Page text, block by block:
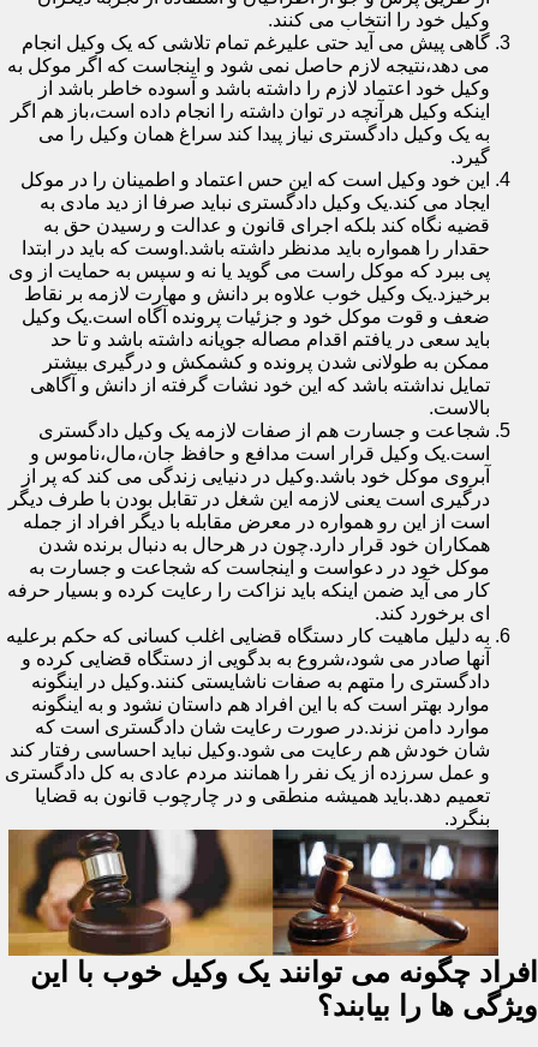
وکیل خود را انتخاب می کنند.
گاهی پیش می آید حتی علیرغم تمام تلاشی که یک وکیل انجام
می دهد،نتیجه لازم حاصل نمی شود و اینجاست که اگر موکل به
وکیل خود اعتماد لازم را داشته باشد و آسوده خاطر باشد از
اینکه وکیل هرآنچه در توان داشته را انجام داده است،باز هم اگر
به یک وکیل دادگستری نیاز پیدا کند سراغ همان وکیل را می
گیرد.
این خود وکیل است که این حس اعتماد و اطمینان را در موکل
ایجاد می کند.یک وکیل دادگستری نباید صرفا از دید مادی به
قضیه نگاه کند بلکه اجرای قانون و عدالت و رسیدن حق به
حقدار را همواره باید مدنظر داشته باشد.اوست که باید در ابتدا
پی ببرد که موکل راست می گوید یا نه و سپس به حمایت از وی
برخیزد.یک وکیل خوب علاوه بر دانش و مهارت لازمه بر نقاط
ضعف و قوت موکل خود و جزئیات پرونده آگاه است.یک وکیل
باید سعی در یافتم اقدام مصاله جویانه داشته باشد و تا حد
ممکن به طولانی شدن پرونده و کشمکش و درگیری بیشتر
تمایل نداشته باشد که این خود نشات گرفته از دانش و آگاهی
بالاست.
شجاعت و جسارت هم از صفات لازمه یک وکیل دادگستری
است.یک وکیل قرار است مدافع و حافظ جان،مال،ناموس و
آبروی موکل خود باشد.وکیل در دنیایی زندگی می کند که پر از
درگیری است یعنی لازمه این شغل در تقابل بودن با طرف دیگر
است از این رو همواره در معرض مقابله با دیگر افراد از جمله
همکاران خود قرار دارد.چون در هرحال به دنبال برنده شدن
موکل خود در دعواست و اینجاست که شجاعت و جسارت به
کار می آید ضمن اینکه باید نزاکت را رعایت کرده و بسیار حرفه
ای برخورد کند.
به دلیل ماهیت کار دستگاه قضایی اغلب کسانی که حکم برعلیه
آنها صادر می شود،شروع به بدگویی از دستگاه قضایی کرده و
دادگستری را متهم به صفات ناشایستی کنند.وکیل در اینگونه
موارد بهتر است که با این افراد هم داستان نشود و به اینگونه
موارد دامن نزند.در صورت رعایت شان دادگستری است که
شان خودش هم رعایت می شود.وکیل نباید احساسی رفتار کند
و عمل سرزده از یک نفر را همانند مردم عادی به کل دادگستری
تعمیم دهد.باید همیشه منطقی و در چارچوب قانون به قضایا
بنگرد.
افراد چگونه می توانند یک وکیل خوب با این
ویژگی ها را بیابند؟